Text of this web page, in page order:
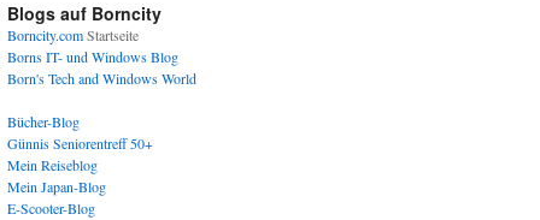
Blogs auf Borncity
Borncity.comStartseite
Borns IT- und Windows Blog
Born's Tech and Windows World
Bücher-Blog
Günnis Seniorentreff 50+
Mein Reiseblog
Mein Japan-Blog
E-Scooter-Blog